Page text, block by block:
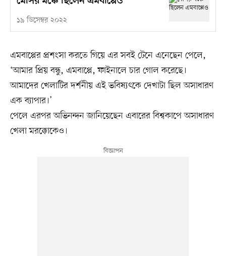
১৯ ডিসেম্বর ২০২২
এমবাপ্পের প্রশংসা করতে গিয়ে এর সবই টেনে এনেছেন পেলে,
‘আমার প্রিয় বন্ধু, এমবাপ্পে, ফাইনালে চার গোল করেছে।
আমাদের খেলাটির দর্শনীয় এই ভবিষ্যৎকে দেখাটা ছিল অসাধারণ
এক ব্যাপার।’
পেলে এরপর অভিনন্দন জানিয়েছেন এবারের বিশ্বকাপে অসাধারণ
খেলা মরক্কোকেও।